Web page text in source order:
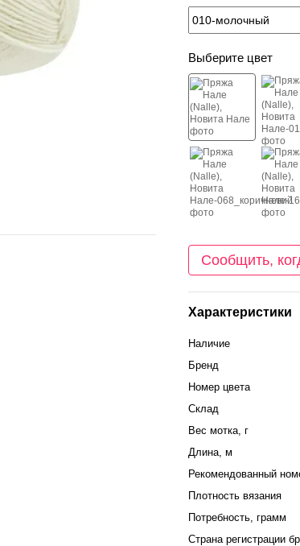
Выберите цвет
Сообщить,
Характеристики
Наличие
Бренд
Номер цвета
Склад
Вес мотка, г
Длина, м
Рекомендованный
Плотность вязания
Потребность, грамм
Страна регистрации